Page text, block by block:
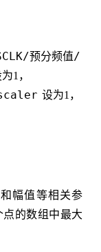
预分频值/
1，
设为1，
幅值等相关参
点的数组中最大